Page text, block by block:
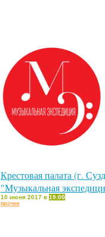
Крестовая палата (г.
"Музыкальная
10 июня 2017 в 19:00
прочее